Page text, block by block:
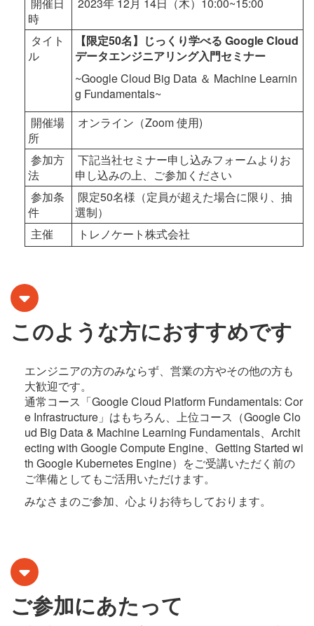
開催日
時
2023年 12月 14日（木）10:00~15:00
タイト
ル
【限定50名】じっくり学べる Google Cloud
データエンジニアリング入門セミナー
~Google Cloud Big Data ＆ Machine Learnin
g Fundamentals~
開催場
所
オンライン（Zoom 使用)
参加方
法
下記当社セミナー申し込みフォームよりお
申し込みの上、ご参加ください
参加条
件
限定50名様（定員が超えた場合に限り、抽
選制）
主催
トレノケート株式会社
このような方におすすめです
エンジニアの方のみならず、営業の方やその他の方も
大歓迎です。
通常コース「Google Cloud Platform Fundamentals: Cor
e Infrastructure」はもちろん、上位コース（Google Clo
ud Big Data & Machine Learning Fundamentals、Archit
ecting with Google Compute Engine、Getting Started wi
th Google Kubernetes Engine）をご受講いただく前の
ご準備としてもご活用いただけます。
みなさまのご参加、心よりお待ちしております。
ご参加にあたって